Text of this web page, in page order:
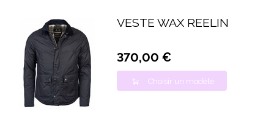
VESTE WAX REELIN
370,00 €
Choisir un modèle